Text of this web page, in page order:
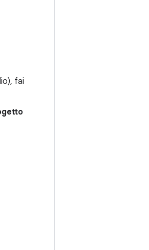
fai